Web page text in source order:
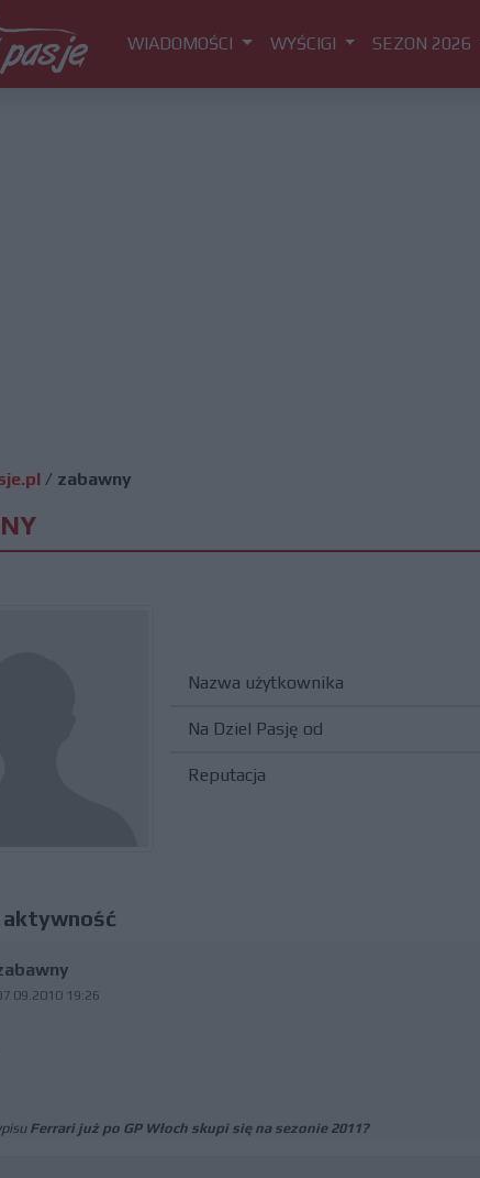
WIADOMOŚCI WYŚCIGI SEZON 2026
/ zabawny
Nazwa użytkownika
Na Dziel Pasję od
Reputacja
19:26
Ferrari już po GP Włoch skupi się na sezonie 2011?